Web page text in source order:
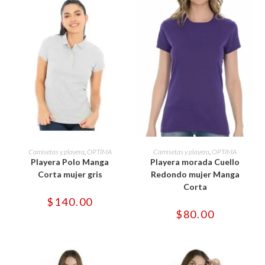
SELECCIONAR OPCIONES
producto
tiene
múltiples
variantes.
Las
se
pueden
de
producto
Camisetas y playera, OPTIMA
Playera Polo Manga
Corta mujer gris
$ 140.00
SELECCIONAR OPCIONES
producto
tiene
múltiples
variantes.
Las
opciones
elegir
de
producto
Camisetas y playera, OPTIMA
Playera morada Cuello
Redondo mujer Manga
Corta
$80.00